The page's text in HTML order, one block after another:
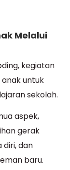
Melalui
kegiatan
untuk
sekolah.
aspek,
gerak
diri, dan
baru.